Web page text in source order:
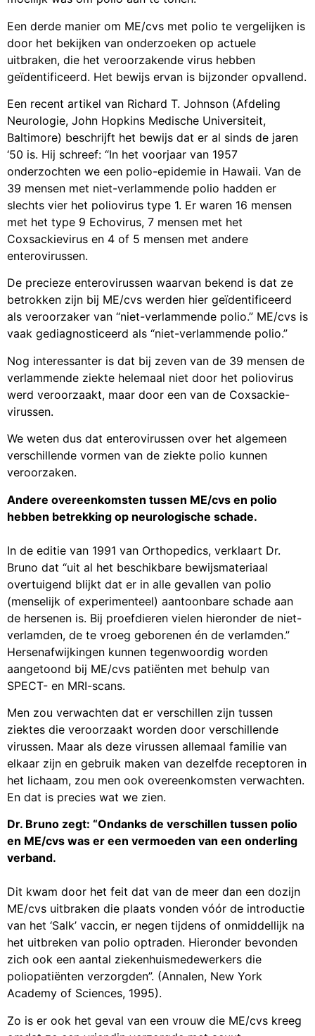
door het bekijken van onderzoeken op actuele
uitbraken, die het veroorzakende virus hebben
geïdentificeerd. Het bewijs ervan is bijzonder opvallend.
Neurologie, John Hopkins Medische Universiteit,
Baltimore) beschrijft het bewijs dat er al sinds de jaren
‘50 is. Hij schreef: “In het voorjaar van 1957
onderzochten we een polio-epidemie in Hawaii. Van de
39 mensen met niet-verlammende polio hadden er
slechts vier het poliovirus type 1. Er waren 16 mensen
met het type 9 Echovirus, 7 mensen met het
Coxsackievirus en 4 of 5 mensen met andere
enterovirussen.
betrokken zijn bij ME/cvs werden hier geïdentificeerd
als veroorzaker van “niet-verlammende polio.” ME/cvs is
vaak gediagnosticeerd als “niet-verlammende polio.”
verlammende ziekte helemaal niet door het poliovirus
werd veroorzaakt, maar door een van de Coxsackie-
virussen.
verschillende vormen van de ziekte polio kunnen
veroorzaken.
hebben betrekking op neurologische schade.
Bruno dat “uit al het beschikbare bewijsmateriaal
overtuigend blijkt dat er in alle gevallen van polio
(menselijk of experimenteel) aantoonbare schade aan
de hersenen is. Bij proefdieren vielen hieronder de niet-
verlamden, de te vroeg geborenen én de verlamden.”
Hersenafwijkingen kunnen tegenwoordig worden
aangetoond bij ME/cvs patiënten met behulp van
SPECT- en MRI-scans.
ziektes die veroorzaakt worden door verschillende
virussen. Maar als deze virussen allemaal familie van
elkaar zijn en gebruik maken van dezelfde receptoren in
het lichaam, zou men ook overeenkomsten verwachten.
En dat is precies wat we zien.
en ME/cvs was er een vermoeden van een onderling
verband.
ME/cvs uitbraken die plaats vonden vóór de introductie
van het ‘Salk’ vaccin, er negen tijdens of onmiddellijk na
het uitbreken van polio optraden. Hieronder bevonden
zich ook een aantal ziekenhuismedewerkers die
poliopatiënten verzorgden”. (Annalen, New York
Academy of Sciences, 1995).
omdat ze een vriendin verzorgde met acuut